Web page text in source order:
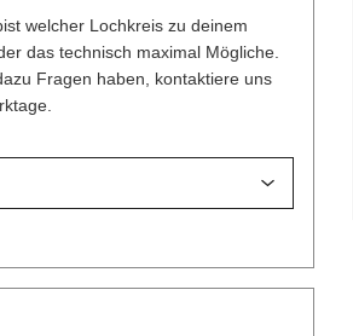
welcher Lochkreis zu deinem
das technisch maximal Mögliche.
Fragen haben, kontaktiere uns